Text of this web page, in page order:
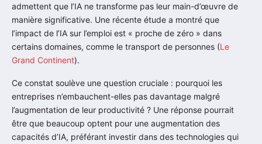
admettent que l’IA ne transforme pas leur main-d’œuvre de
manière significative. Une récente étude a montré que
l’impact de l’IA sur l’emploi est « proche de zéro » dans
certains domaines, comme le transport de personnes (Le
Grand Continent).
Ce constat soulève une question cruciale : pourquoi les
entreprises n’embauchent-elles pas davantage malgré
l’augmentation de leur productivité ? Une réponse pourrait
être que beaucoup optent pour une augmentation des
capacités d’IA, préférant investir dans des technologies qui